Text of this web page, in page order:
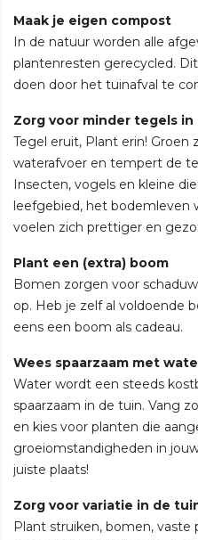
Maak je eigen compost
In de natuur worden alle
plantenresten gerecycled.
doen door het tuinafval te
Zorg voor minder tegels in
Tegel eruit, Plant erin!
waterafvoer en tempert de
Insecten, vogels en kleine
leefgebied, het bodemleven
voelen zich prettiger en
Plant een (extra) boom
Bomen zorgen voor
op. Heb je zelf al voldoende
eens een boom als cadeau.
Wees spaarzaam met
Water wordt een steeds
spaarzaam in de tuin. Vang
en kies voor planten die
groeiomstandigheden in
juiste plaats!
Zorg voor variatie in de
Plant struiken, bomen, vaste